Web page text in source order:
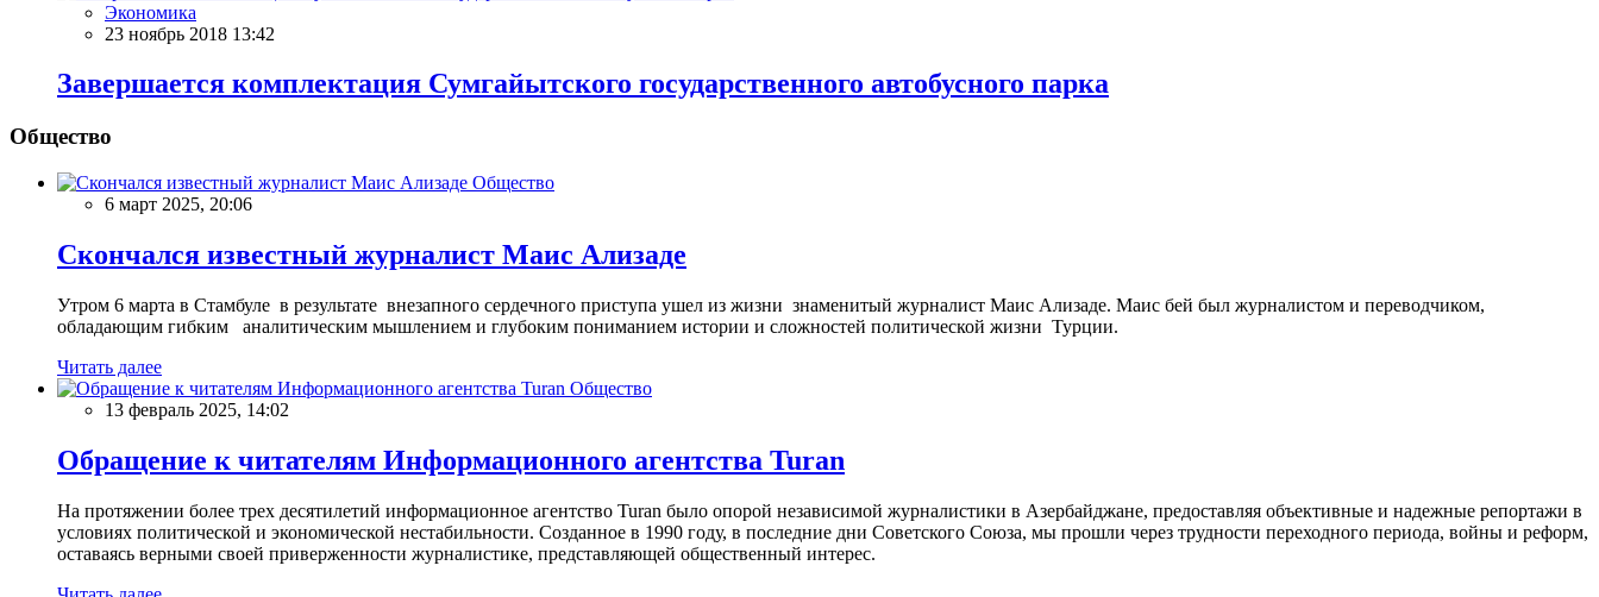
Экономика
23 ноябрь 2018 13:42
Завершается комплектация Сумгайытского государственного автобусного парка
Общество
Общество
6 март 2025, 20:06
Скончался известный журналист Маис Ализаде
Утром 6 марта в Стамбуле в результате внезапного сердечного приступа ушел из жизни знаменитый журналист Маис Ализаде. Маис бей был журналистом и переводчиком,
обладающим гибким аналитическим мышлением и глубоким пониманием истории и сложностей политической жизни Турции.
Читать далее
Общество
13 февраль 2025, 14:02
Обращение к читателям Информационного агентства Turan
На протяжении более трех десятилетий информационное агентство Turan было опорой независимой журналистики в Азербайджане, предоставляя объективные и надежные репортажи в
условиях политической и экономической нестабильности. Созданное в 1990 году, в последние дни Советского Союза, мы прошли через трудности переходного периода, войны и реформ,
оставаясь верными своей приверженности журналистике, представляющей общественный интерес.